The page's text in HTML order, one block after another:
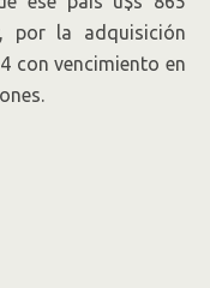
por la adquisición
con vencimiento en